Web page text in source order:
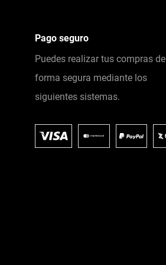
Pago seguro
Puedes realizar tus compras de
forma segura mediante los
siguientes sistemas.